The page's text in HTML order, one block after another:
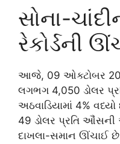
સોના-
રેકોર્ડની
આજે, 09 ઓક્ટોબર
લગભગ 4,050 ડોલર
અઠવાડિયામાં 4%
49 ડોલર પ્રતિ
દાખલા-સમાન ઊંચાઈ છે.